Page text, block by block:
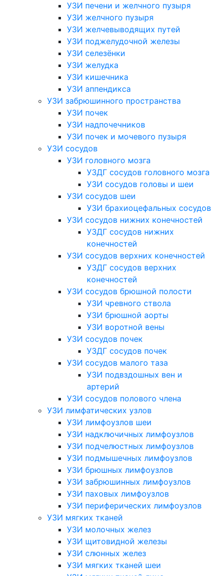
УЗИ печени и желчного пузыря
УЗИ желчного пузыря
УЗИ желчевыводящих путей
УЗИ поджелудочной железы
УЗИ селезёнки
УЗИ желудка
УЗИ кишечника
УЗИ аппендикса
УЗИ забрюшинного пространства
УЗИ почек
УЗИ надпочечников
УЗИ почек и мочевого пузыря
УЗИ сосудов
УЗИ головного мозга
УЗДГ сосудов головного мозга
УЗИ сосудов головы и шеи
УЗИ сосудов шеи
УЗИ брахиоцефальных сосудов
УЗИ сосудов нижних конечностей
УЗДГ сосудов нижних
конечностей
УЗИ сосудов верхних конечностей
УЗДГ сосудов верхних
конечностей
УЗИ сосудов брюшной полости
УЗИ чревного ствола
УЗИ брюшной аорты
УЗИ воротной вены
УЗИ сосудов почек
УЗДГ сосудов почек
УЗИ сосудов малого таза
УЗИ подвздошных вен и
артерий
УЗИ сосудов полового члена
УЗИ лимфатических узлов
УЗИ лимфоузлов шеи
УЗИ надключичных лимфоузлов
УЗИ подчелюстных лимфоузлов
УЗИ подмышечных лимфоузлов
УЗИ брюшных лимфоузлов
УЗИ забрюшинных лимфоузлов
УЗИ паховых лимфоузлов
УЗИ периферических лимфоузлов
УЗИ мягких тканей
УЗИ молочных желез
УЗИ щитовидной железы
УЗИ слюнных желез
УЗИ мягких тканей шеи